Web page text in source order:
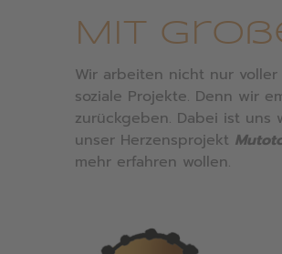
Mit
Wir arbeiten nicht nur
soziale Projekte. Denn wir
zurückgeben. Dabei ist
unser Herzensprojekt
mehr erfahren wollen.